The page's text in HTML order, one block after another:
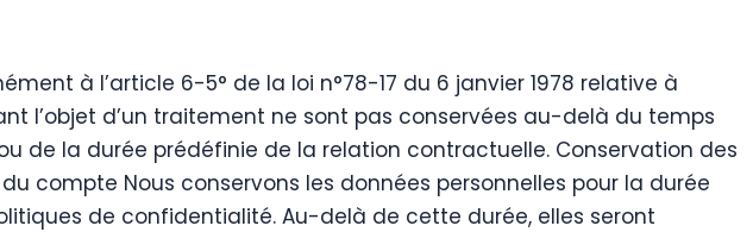
à l’article 6-5° de la loi n°78-17 du 6 janvier 1978 relative à
l’objet d’un traitement ne sont pas conservées au-delà du temps
de la durée prédéfinie de la relation contractuelle. Conservation des
compte Nous conservons les données personnelles pour la durée
de confidentialité. Au-delà de cette durée, elles seront